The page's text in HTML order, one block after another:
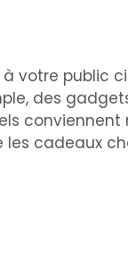
public
des
les cadeaux